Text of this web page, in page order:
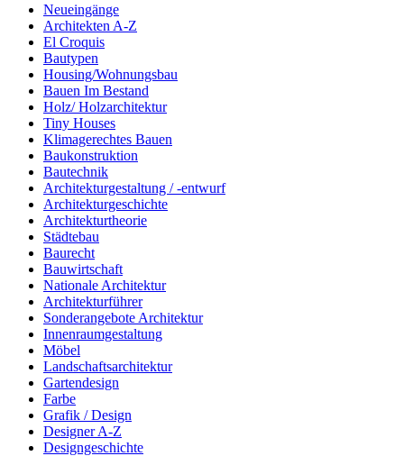
Neueingänge
Architekten A-Z
El Croquis
Bautypen
Housing/Wohnungsbau
Bauen Im Bestand
Holz/ Holzarchitektur
Tiny Houses
Klimagerechtes Bauen
Baukonstruktion
Bautechnik
Architekturgestaltung / -entwurf
Architekturgeschichte
Architekturtheorie
Städtebau
Baurecht
Bauwirtschaft
Nationale Architektur
Architekturführer
Sonderangebote Architektur
Innenraumgestaltung
Möbel
Landschaftsarchitektur
Gartendesign
Farbe
Grafik / Design
Designer A-Z
Designgeschichte